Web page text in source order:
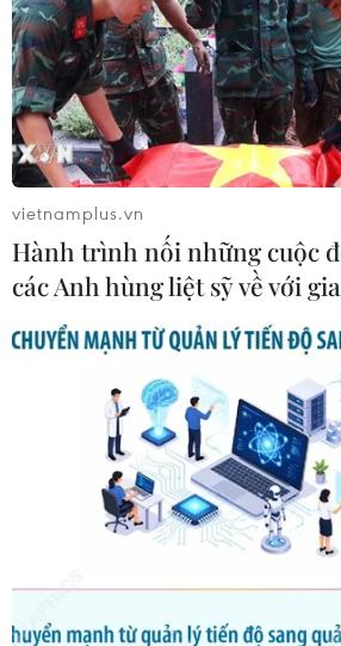
Giáp bản song ngữ Việt-
25/05/2018 09:46
Cuốn sách ảnh “Đại tướng Võ
dân” bản song ngữ Việt-Hàn chính
Thủ đô ngày 25/5 và sẽ được
tới bạn đọc Hàn Quốc.
Chương trình nghệ thuật
vietnamplus.vn
Hành trình nối những cuộc
các Anh hùng liệt sỹ về với